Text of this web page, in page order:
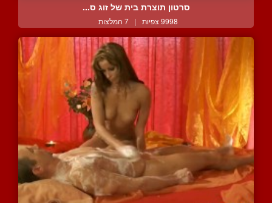
סרטון תוצרת בית של זוג ס...
9998 צפיות | 7 המלצות